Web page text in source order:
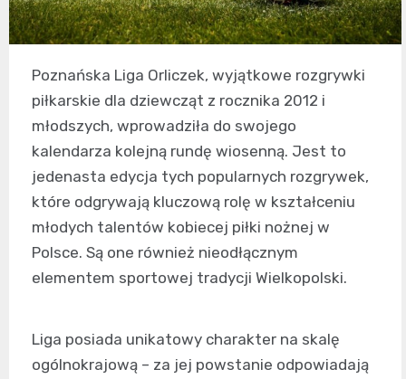
Poznańska Liga Orliczek, wyjątkowe rozgrywki
piłkarskie dla dziewcząt z rocznika 2012 i
młodszych, wprowadziła do swojego
kalendarza kolejną rundę wiosenną. Jest to
jedenasta edycja tych popularnych rozgrywek,
które odgrywają kluczową rolę w kształceniu
młodych talentów kobiecej piłki nożnej w
Polsce. Są one również nieodłącznym
elementem sportowej tradycji Wielkopolski.
Liga posiada unikatowy charakter na skalę
ogólnokrajową – za jej powstanie odpowiadają